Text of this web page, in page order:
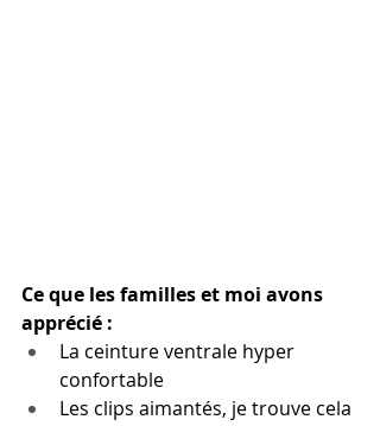
Ce que les familles et moi avons
apprécié :
La ceinture ventrale hyper
confortable
Les clips aimantés, je trouve cela